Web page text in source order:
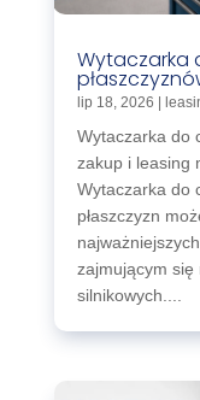
Wytaczarka
lip 18, 2026
Wytaczarka do
zakup i leasing
Wytaczarka do
płaszczyzn
zajmującym się
silnikowych....